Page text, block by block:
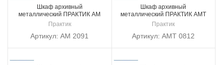
Шкаф архивный
металлический ПРАКТИК AM
2091
Практик
Артикул:AM 2091
Шкаф архивный
металлический ПРАКТИК AMТ
0812
Практик
Артикул:AMТ 0812